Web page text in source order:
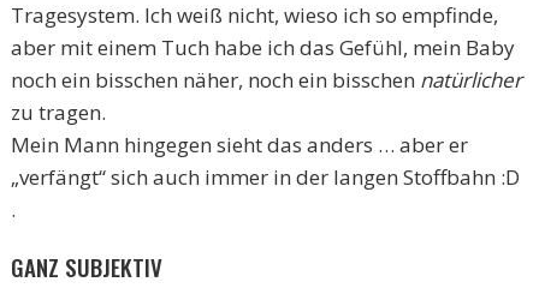
Tragesystem. Ich weiß nicht, wieso ich so empfinde,
aber mit einem Tuch habe ich das Gefühl, mein Baby
noch ein bisschen näher, noch ein bisschen natürlicher
zu tragen.
Mein Mann hingegen sieht das anders … aber er
„verfängt“ sich auch immer in der langen Stoffbahn :D
.
GANZ SUBJEKTIV